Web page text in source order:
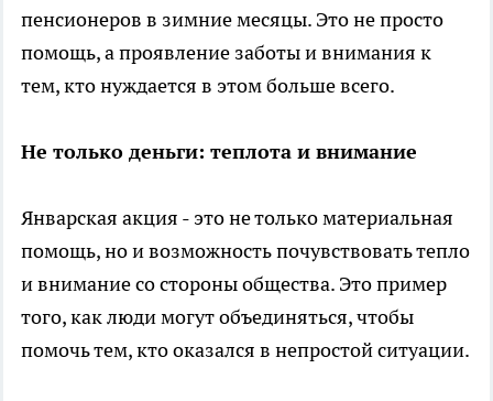
пенсионеров в зимние месяцы. Это не просто
помощь, а проявление заботы и внимания к
тем, кто нуждается в этом больше всего.
Не только деньги: теплота и внимание
Январская акция - это не только материальная
помощь, но и возможность почувствовать тепло
и внимание со стороны общества. Это пример
того, как люди могут объединяться, чтобы
помочь тем, кто оказался в непростой ситуации.